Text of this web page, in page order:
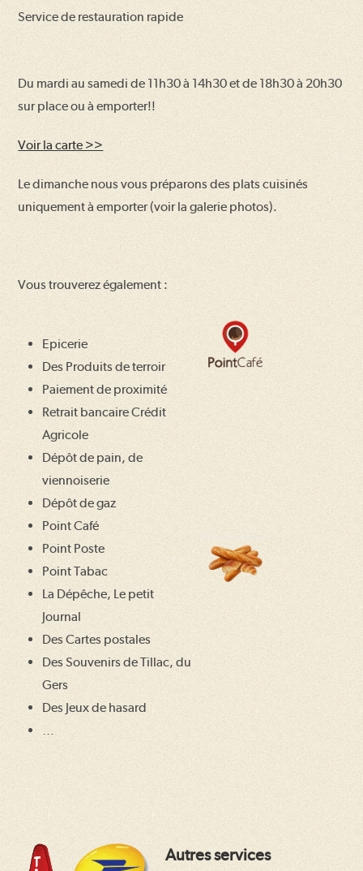
Service de restauration rapide
Du mardi au samedi de 11h30 à 14h30 et de 18h30 à 20h30
sur place ou à emporter!!
Voir la carte >>
Le dimanche nous vous préparons des plats cuisinés
uniquement à emporter (voir la galerie photos).
Vous trouverez également :
Epicerie
Des Produits de terroir
Paiement de proximité
Retrait bancaire Crédit
Agricole
Dépôt de pain, de
viennoiserie
Dépôt de gaz
Point Café
Point Poste
Point Tabac
La Dépêche, Le petit
Journal
Des Cartes postales
Des Souvenirs de Tillac, du
Gers
Des Jeux de hasard
Autres services